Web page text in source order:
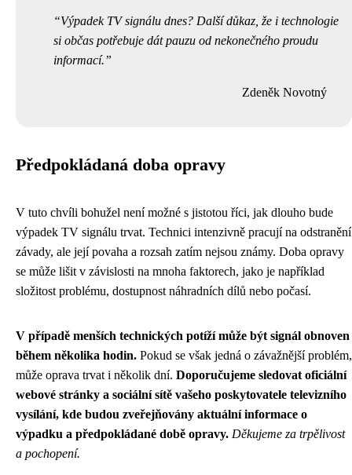
Výpadek TV signálu dnes? Další důkaz, že i technologie
si občas potřebuje dát pauzu od nekonečného proudu
informací.
Zdeněk Novotný
Předpokládaná doba opravy
V tuto chvíli bohužel není možné s jistotou říci, jak dlouho bude
výpadek TV signálu trvat. Technici intenzivně pracují na odstranění
závady, ale její povaha a rozsah zatím nejsou známy. Doba opravy
se může lišit v závislosti na mnoha faktorech, jako je například
složitost problému, dostupnost náhradních dílů nebo počasí.
V případě menších technických potíží může být signál obnoven
během několika hodin. Pokud se však jedná o závažnější problém,
může oprava trvat i několik dní. Doporučujeme sledovat oficiální
webové stránky a sociální sítě vašeho poskytovatele televizního
vysílání, kde budou zveřejňovány aktuální informace o
výpadku a předpokládané době opravy. Děkujeme za trpělivost
a pochopení.